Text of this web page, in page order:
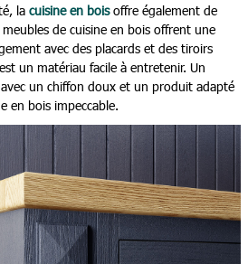
la cuisine en boisoffre également de
de cuisine en bois offrent une
avec des placards et des tiroirs
un matériau facile à entretenir. Un
un chiffon doux et un produit adapté
en bois impeccable.